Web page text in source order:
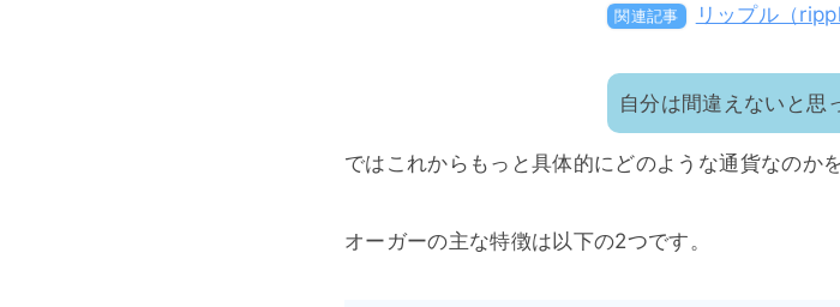
関連記事 リップル（
自分は間違えないと思
ではこれからもっと具体的にどのような通貨なのか
オーガーの主な特徴は以下の2つです。